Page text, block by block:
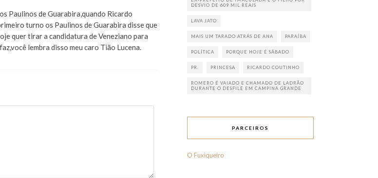
Paulinos de Guarabira,quando Ricardo
turno os Paulinos de Guarabira disse que
quer tirar a candidatura de Veneziano para
lembra disso meu caro Tião Lucena.
DESVIO DE 609 MIL REAIS
LAVA JATO
MAIS UM TARADO ATRÁS DE ANA PARAÍBA
POLÍTICA PORQUE HOJE É SÁBADO
PR. PRINCESA RICARDO COUTINHO
ROMERO É VAIADO E CHAMADO DE LADRÃO
DURANTE O DESFILE EM CAMPINA GRANDE
PARCEIROS
O Fuxiqueiro